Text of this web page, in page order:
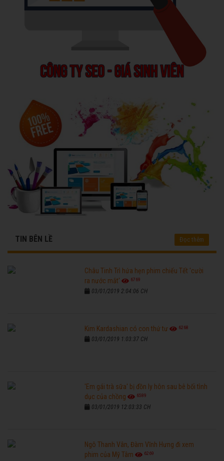
TIN BÊN LỀ Đọc thêm
Châu Tinh Trì hứa hẹn phim chiếu Tết 'cười
ra nước mắt'
6769
03/01/2019 2:04:06 CH
Kim Kardashian có con thứ tư 6268
03/01/2019 1:03:37 CH
'Em gái trà sữa' bị đồn ly hôn sau bê bối tình
dục của chồng
6589
03/01/2019 12:03:33 CH
Ngô Thanh Vân, Đàm Vĩnh Hưng đi xem
phim của Mỹ Tâm
6269